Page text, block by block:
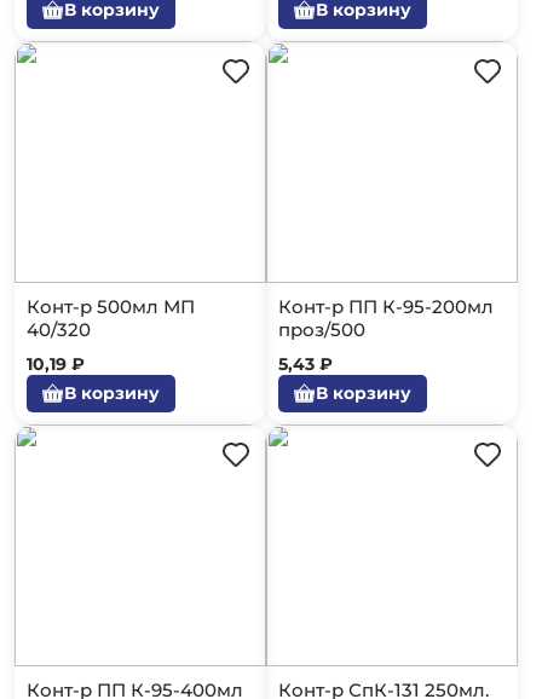
В корзину В корзину
Конт-р 500мл МП
40/320
10,19 ₽
В корзину
Конт-р ПП К-95-200мл
проз/500
5,43 ₽
В корзину
Конт-р ПП К-95-400мл
Конт-р СпК-131 250мл.